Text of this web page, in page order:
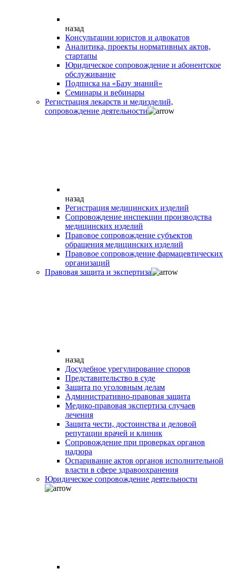
назад
Консультации юристов и адвокатов
Аналитика, проекты нормативных актов,
стартапы
Юридическое сопровождение и абонентское
обслуживание
Подписка на «Базу знаний»
Семинары и вебинары
Регистрация лекарств и медизделий,
сопровождение деятельности
назад
Регистрация медицинских изделий
Сопровождение инспекции производства
медицинских изделий
Правовое сопровождение субъектов
обращения медицинских изделий
Правовое сопровождение фармацевтических
организаций
Правовая защита и экспертиза
назад
Досудебное урегулирование споров
Представительство в суде
Защита по уголовным делам
Административно-правовая защита
Медико-правовая экспертиза случаев
лечения
Защита чести, достоинства и деловой
репутации врачей и клиник
Сопровождение при проверках органов
надзора
Оспаривание актов органов исполнительной
власти в сфере здравоохранения
Юридическое сопровождение деятельности